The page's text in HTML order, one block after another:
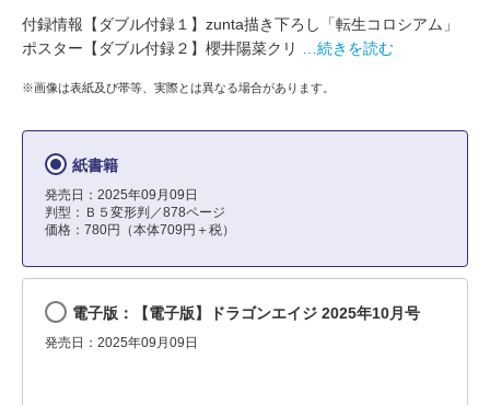
付録情報【ダブル付録１】zunta描き下ろし「転生コロシアム」
ポスター【ダブル付録２】櫻井陽菜クリ
…続きを読む
※画像は表紙及び帯等、実際とは異なる場合があります。
紙書籍
発売日：2025年09月09日
判型：Ｂ５変形判／878ページ
価格：780円（本体709円＋税）
電子版：【電子版】ドラゴンエイジ 2025年10月号
発売日：2025年09月09日